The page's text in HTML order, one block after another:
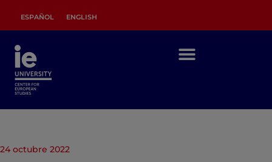
ESPAÑOL ENGLISH
24 octubre 2022